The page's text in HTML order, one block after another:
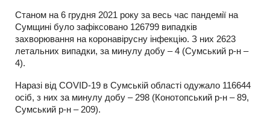
Станом на 6 грудня 2021 року за весь час пандемії на
Сумщині було зафіксовано 126799 випадків
захворювання на коронавірусну інфекцію. З них 2623
летальних випадки, за минулу добу – 4 (Сумський р-н –
4).
Наразі від COVID-19 в Сумській області одужало 116644
осіб, з них за минулу добу – 298 (Конотопський р-н – 89,
Сумський р-н – 209).